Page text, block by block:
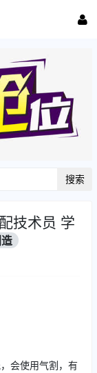
搜索
技术员 学
会使用气割，有